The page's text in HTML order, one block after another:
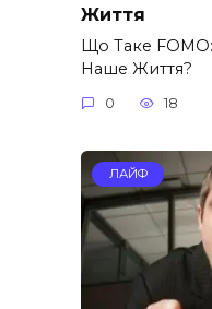
Життя
Що Таке
Наше Життя?
0 18
ЛАЙФ